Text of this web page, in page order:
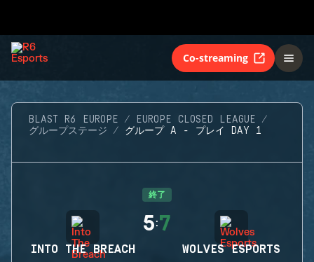
Co-streaming
BLAST R6 EUROPE
EUROPE CLOSED LEAGUE
グループステージ
グループ A - プレイ DAY 1
終了
INTO THE BREACH
5:7
WOLVES ESPORTS